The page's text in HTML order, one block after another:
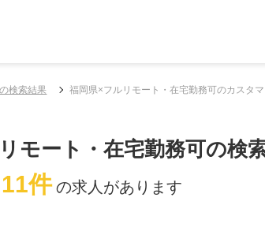
検索結果 福岡県×フルリモート・在宅勤務可のカスタ
モート・在宅勤務可の検
11件 の求人があります